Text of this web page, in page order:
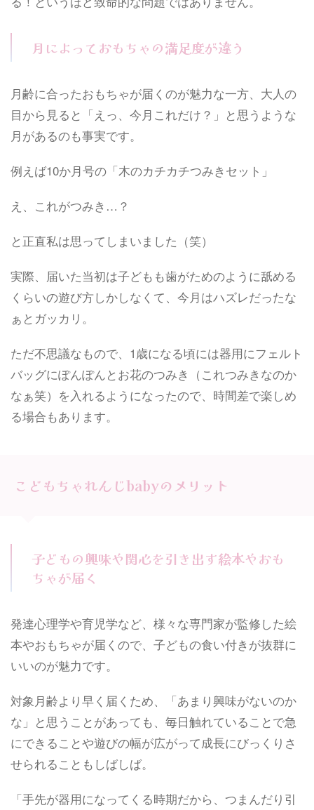
月によっておもちゃの満足度が違う
月齢に合ったおもちゃが届くのが魅力な一方、大人の
目から見ると「えっ、今月これだけ？」と思うような
月があるのも事実です。
例えば10か月号の「木のカチカチつみきセット」
え、これがつみき…？
と正直私は思ってしまいました（笑）
実際、届いた当初は子どもも歯がためのように舐める
くらいの遊び方しかしなくて、今月はハズレだったな
ぁとガッカリ。
ただ不思議なもので、1歳になる頃には器用にフェルト
バッグにぽんぽんとお花のつみき（これつみきなのか
なぁ笑）を入れるようになったので、時間差で楽しめ
る場合もあります。
こどもちゃれんじbabyのメリット
子どもの興味や関心を引き出す絵本やおも
ちゃが届く
発達心理学や育児学など、様々な専門家が監修した絵
本やおもちゃが届くので、子どもの食い付きが抜群に
いいのが魅力です。
対象月齢より早く届くため、「あまり興味がないのか
な」と思うことがあっても、毎日触れていることで急
にできることや遊びの幅が広がって成長にびっくりさ
せられることもしばしば。
「手先が器用になってくる時期だから、つまんだり引